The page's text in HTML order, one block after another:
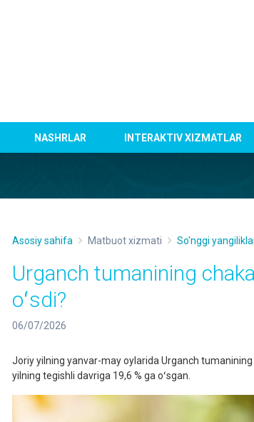
NASHRLAR INTERAKTIV XIZMATLAR
Asosiy sahifa Matbuot xizmati So'nggi
Urganch tumanining
oʻsdi?
06/07/2026
Joriy yilning yanvar-may oylarida Urganch
yilning tegishli davriga 19,6 % ga oʻsgan.